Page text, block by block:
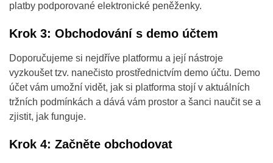
platby podporované elektronické peněženky.
Krok 3: Obchodování s demo účtem
Doporučujeme si nejdříve platformu a její nástroje
vyzkoušet tzv. nanečisto prostřednictvím demo účtu. Demo
účet vám umožní vidět, jak si platforma stojí v aktuálních
tržních podmínkách a dává vám prostor a šanci naučit se a
zjistit, jak funguje.
Krok 4: Začněte obchodovat